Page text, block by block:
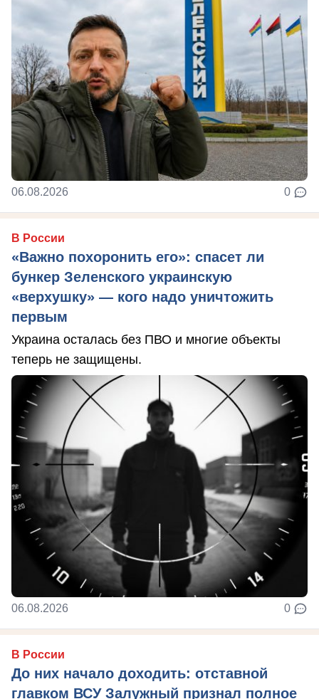
06.08.2026 0
В России
«Важно похоронить его»: спасет ли
бункер Зеленского украинскую
«верхушку» — кого надо уничтожить
первым
Украина осталась без ПВО и многие объекты
теперь не защищены.
06.08.2026 0
В России
До них начало доходить: отставной
главком ВСУ Залужный признал полное